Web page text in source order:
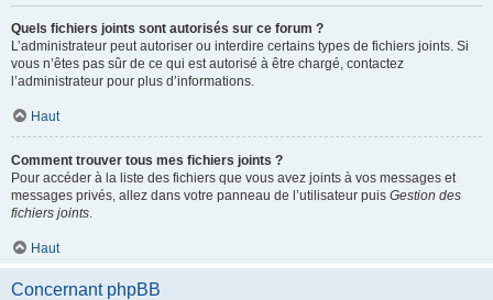
Quels fichiers joints sont autorisés sur ce forum ?
L’administrateur peut autoriser ou interdire certains types de fichiers joints. Si
vous n’êtes pas sûr de ce qui est autorisé à être chargé, contactez
l’administrateur pour plus d’informations.
Haut
Comment trouver tous mes fichiers joints ?
Pour accéder à la liste des fichiers que vous avez joints à vos messages et
messages privés, allez dans votre panneau de l’utilisateur puis Gestion des
fichiers joints.
Haut
Concernant phpBB